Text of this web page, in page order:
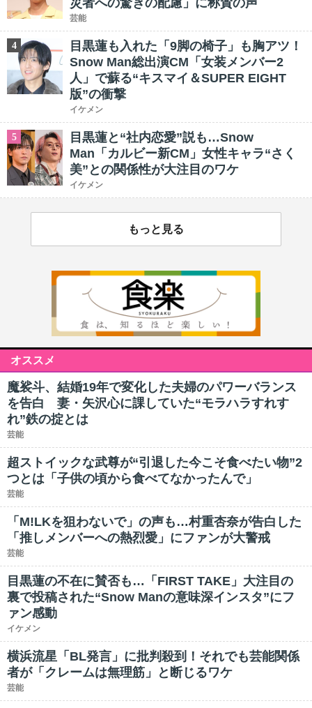
災者への驚きの配慮」に称賛の声
芸能
4
目黒蓮も入れた「9脚の椅子」も胸アツ！
Snow Man総出演CM「女装メンバー2
人」で蘇る“キスマイ＆SUPER EIGHT
版”の衝撃
イケメン
5
目黒蓮と“社内恋愛”説も…Snow
Man「カルビー新CM」女性キャラ“さく
美”との関係性が大注目のワケ
イケメン
もっと見る
オススメ
魔裟斗、結婚19年で変化した夫婦のパワーバランス
を告白 妻・矢沢心に課していた“モラハラすれす
れ”鉄の掟とは
芸能
超ストイックな武尊が“引退した今こそ食べたい物”2
つとは「子供の頃から食べてなかったんで」
芸能
「M!LKを狙わないで」の声も…村重杏奈が告白した
「推しメンバーへの熱烈愛」にファンが大警戒
芸能
目黒蓮の不在に賛否も…「FIRST TAKE」大注目の
裏で投稿された“Snow Manの意味深インスタ”にフ
ァン感動
イケメン
横浜流星「BL発言」に批判殺到！それでも芸能関係
者が「クレームは無理筋」と断じるワケ
芸能